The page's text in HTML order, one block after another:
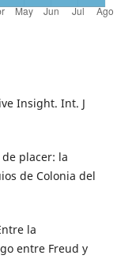
Insight. Int. J
placer: la
de Colonia del
la
entre Freud y